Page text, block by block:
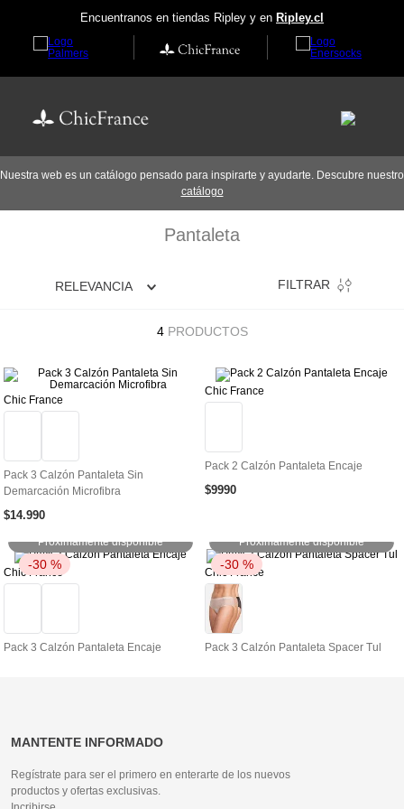
Encuentranos en tiendas Ripley y en Ripley.cl
Nuestra web es un catálogo pensado para inspirarte y ayudarte. Descubre nuestro
catálogo
Pantaleta
RELEVANCIA FILTRAR
4 PRODUCTOS
Chic France
Pack 3 Calzón Pantaleta Sin
Demarcación Microfibra
$14.990
Chic France
Pack 2 Calzón Pantaleta Encaje
$9990
-30 %
Próximamente disponible
Chic France
Pack 3 Calzón Pantaleta Encaje
-30 %
Próximamente disponible
Chic France
Pack 3 Calzón Pantaleta Spacer Tul
MANTENTE INFORMADO
Regístrate para ser el primero en enterarte de los nuevos
productos y ofertas exclusivas.